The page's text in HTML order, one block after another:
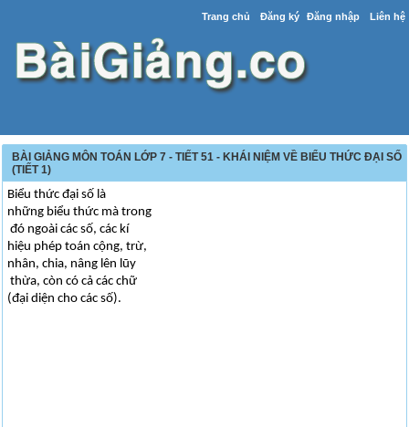
Trang chủ Đăng ký Đăng nhập Liên hệ
BÀI GIẢNG MÔN TOÁN LỚP 7 - TIẾT 51 - KHÁI NIỆM VỀ BIỂU THỨC ĐẠI SỐ
(TIẾT 1)
Biểu thức đại số là
những biểu thức mà trong
đó ngoài các số, các kí
hiệu phép toán cộng, trừ,
nhân, chia, nâng lên lũy
thừa, còn có cả các chữ
(đại diện cho các số).